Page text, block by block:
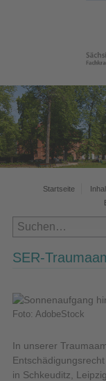
Startseite
SER-
Foto: AdobeStock
In unserer
in Schkeuditz,